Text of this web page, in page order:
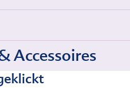
Accessoires